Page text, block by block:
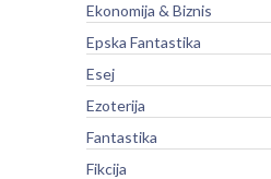
Ekonomija & Biznis
Epska Fantastika
Esej
Ezoterija
Fantastika
Fikcija